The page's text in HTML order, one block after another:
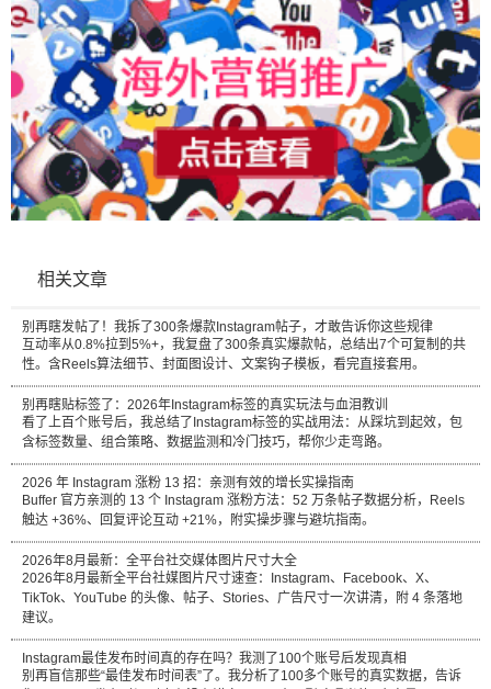
相关文章
别再瞎发帖了！我拆了300条爆款Instagram帖子，才敢告诉你这些规律
互动率从0.8%拉到5%+，我复盘了300条真实爆款帖，总结出7个可复制的共
性。含Reels算法细节、封面图设计、文案钩子模板，看完直接套用。
别再瞎贴标签了：2026年Instagram标签的真实玩法与血泪教训
看了上百个账号后，我总结了Instagram标签的实战用法：从踩坑到起效，包
含标签数量、组合策略、数据监测和冷门技巧，帮你少走弯路。
2026 年 Instagram 涨粉 13 招：亲测有效的增长实操指南
Buffer 官方亲测的 13 个 Instagram 涨粉方法：52 万条帖子数据分析，Reels
触达 +36%、回复评论互动 +21%，附实操步骤与避坑指南。
2026年8月最新：全平台社交媒体图片尺寸大全
2026年8月最新全平台社媒图片尺寸速查：Instagram、Facebook、X、
TikTok、YouTube 的头像、帖子、Stories、广告尺寸一次讲清，附 4 条落地
建议。
Instagram最佳发布时间真的存在吗？我测了100个账号后发现真相
别再盲信那些“最佳发布时间表”了。我分析了100多个账号的真实数据，告诉